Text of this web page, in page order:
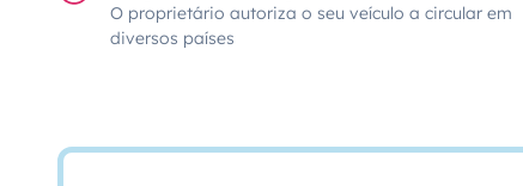
O proprietário autoriza o seu veículo a circular em
diversos países